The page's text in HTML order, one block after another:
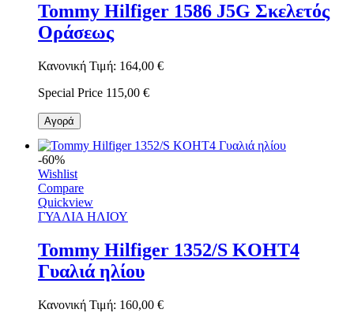
Tommy Hilfiger 1586 J5G Σκελετός
Οράσεως
Κανονική Τιμή: 164,00 €
Special Price 115,00 €
Αγορά
-60%
Wishlist
Compare
Quickview
ΓΥΑΛΙΑ ΗΛΙΟΥ
Tommy Hilfiger 1352/S KOHT4
Γυαλιά ηλίου
Κανονική Τιμή: 160,00 €